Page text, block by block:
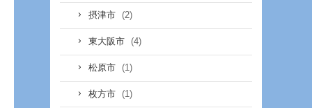
摂津市 (2)
東大阪市 (4)
松原市 (1)
枚方市 (1)